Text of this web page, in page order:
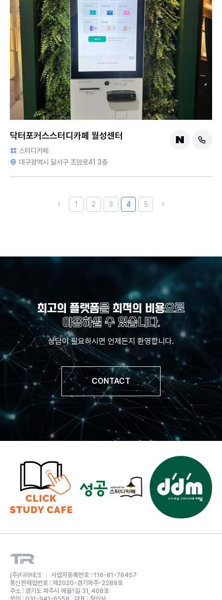
닥터포커스스터디카페 월성센터
스터디카페
대구광역시 달서구 조암로41 3층
1 2 3 4 5
최고의 플랫폼을 최적의 비용으로
이용하실 수 있습니다.
상담이 필요하시면 언제든지 환영합니다.
CONTACT
(주)티라테크
사업자등록번호 : 116-81-78457
통신판매업번호 : 제2020-경기파주-2289호
주소 : 경기도 파주시 해올1길 31, 408호